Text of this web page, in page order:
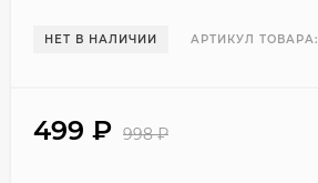
НЕТ В НАЛИЧИИ АРТИКУЛ ТОВАРА:
499 ₽ 998₽